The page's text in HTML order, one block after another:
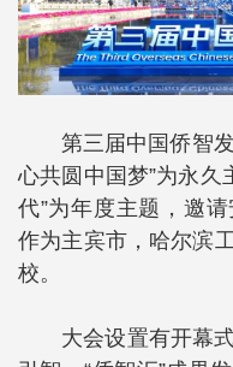
第三届中国侨智发
心共圆中国梦”为永久
代”为年度主题，邀
作为主宾市，哈尔滨
校。
大会设置有开幕